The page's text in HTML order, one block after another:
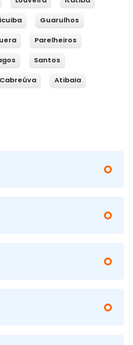
Guarulhos
Parelheiros
Santos
Cabreúva Atibaia